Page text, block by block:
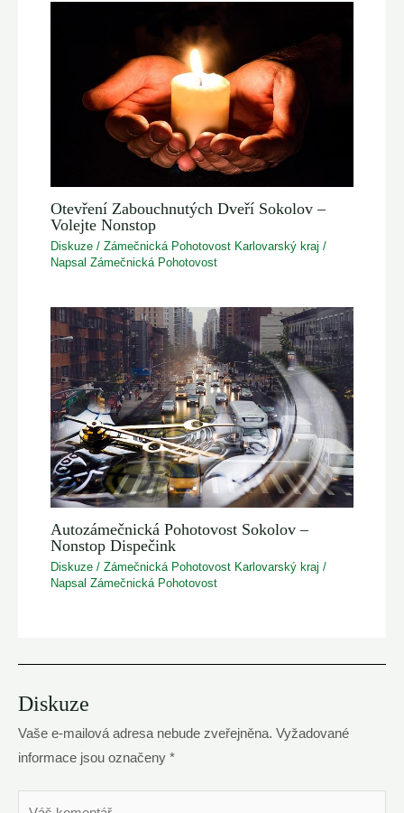
Otevření Zabouchnutých Dveří Sokolov –
Volejte Nonstop
Diskuze /Zámečnická Pohotovost Karlovarský kraj /
NapsalZámečnická Pohotovost
Autozámečnická Pohotovost Sokolov –
Nonstop Dispečink
Diskuze /Zámečnická Pohotovost Karlovarský kraj /
NapsalZámečnická Pohotovost
Diskuze
Vaše e-mailová adresa nebude zveřejněna. Vyžadované
informace jsou označeny *